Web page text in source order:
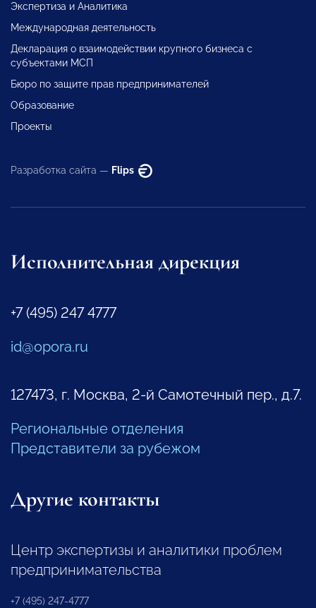
Экспертиза и Аналитика
Международная деятельность
Декларация о взаимодействии крупного бизнеса с
субъектами МСП
Бюро по защите прав предпринимателей
Образование
Проекты
Разработка сайта — Flips
Исполнительная дирекция
+7 (495) 247 4777
id@opora.ru
127473, г. Москва, 2-й Самотечный пер., д.7.
Региональные отделения
Представители за рубежом
Другие контакты
Центр экспертизы и аналитики проблем
предпринимательства
+7 (495) 247-4777